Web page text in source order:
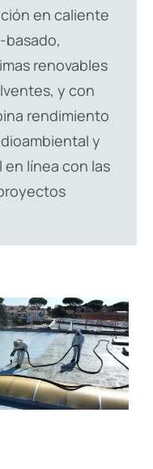
en caliente
basado,
renovables
y con
rendimiento
y
línea con las